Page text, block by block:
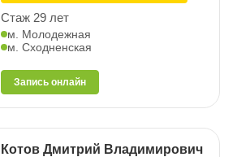
Стаж 29 лет
м. Молодежная
м. Сходненская
Запись онлайн
Котов Дмитрий Владимирович